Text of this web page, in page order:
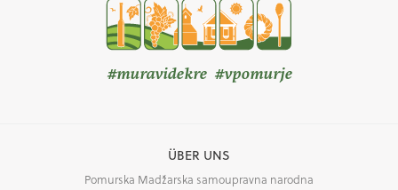
#muravidekre #vpomurje
ÜBER UNS
Pomurska Madžarska samoupravna narodna